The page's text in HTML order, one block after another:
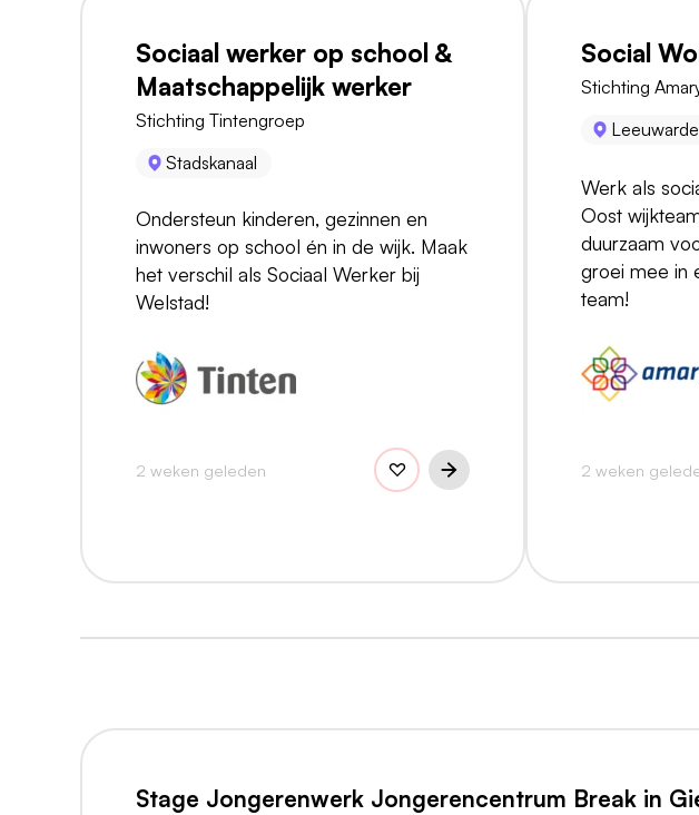
Sociaal werker op school &
Maatschappelijk werker
Stichting Tintengroep
Stadskanaal
Ondersteun kinderen, gezinnen en
inwoners op school én in de wijk. Maak
het verschil als Sociaal Werker bij
Welstad!
2 weken geleden
Social
Stichting
Werk als
Oost
duurzaam
groei mee in
team!
2 weken
Stage Jongerenwerk Jongerencentrum Break in